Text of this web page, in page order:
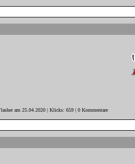
am 25.04.2020 | Klicks: 659 | 0 Kommentare